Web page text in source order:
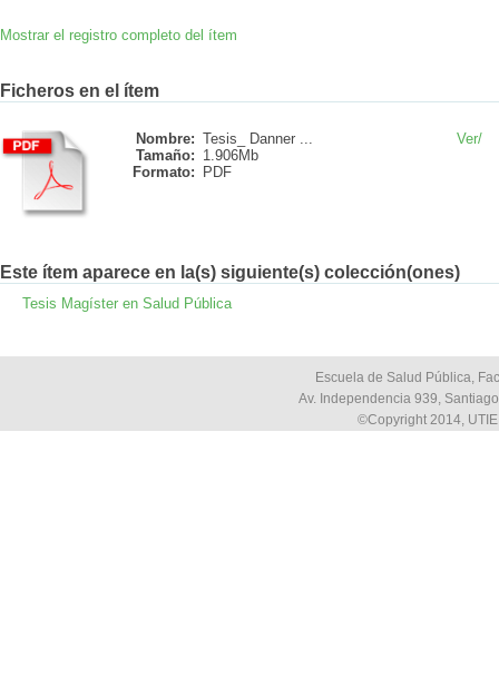
Mostrar el registro completo del ítem
Ficheros en el ítem
Nombre: Tesis_ Danner ...
Tamaño: 1.906Mb
Formato:
PDF
Ver/
Este ítem aparece en la(s) siguiente(s) colección(ones)
Tesis Magíster en Salud Pública
Escuela de Salud Pública,
Av. Independencia 939,
©Copyright 2014,